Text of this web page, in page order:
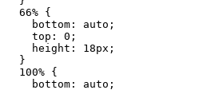
  66% {
    bottom: auto;
    top: 0;
    height: 18px;
  }
  100% {
    bottom: auto;